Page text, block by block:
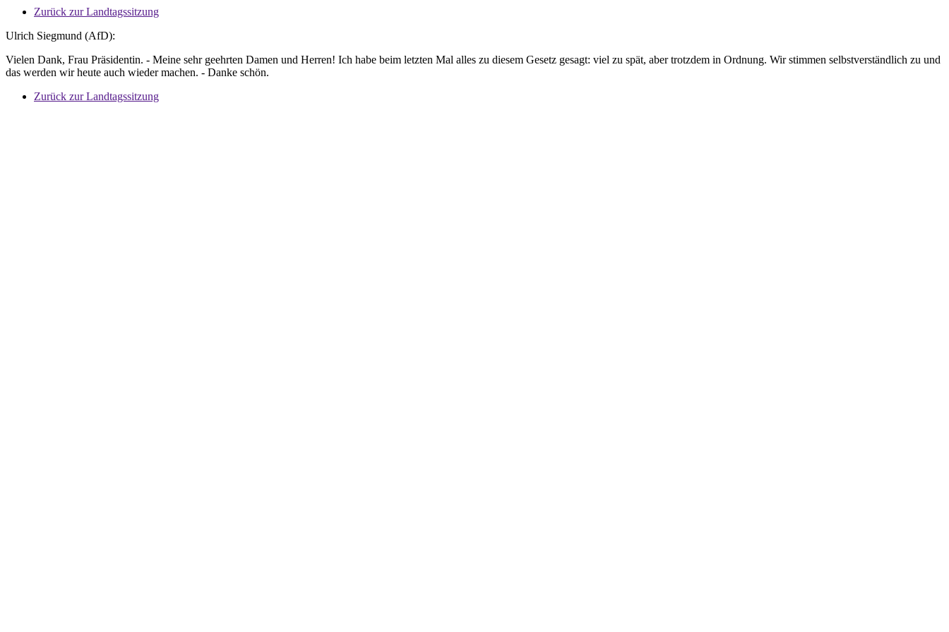
Zurück zur Landtagssitzung
Ulrich Siegmund (AfD):
Vielen Dank, Frau Präsidentin. - Meine sehr geehrten Damen und Herren! Ich habe beim letzten Mal alles zu diesem Gesetz gesagt: viel zu spät, aber trotzdem in Ordnung. Wir stimmen selbstverständlich zu und
das werden wir heute auch wieder machen. - Danke schön.
Zurück zur Landtagssitzung